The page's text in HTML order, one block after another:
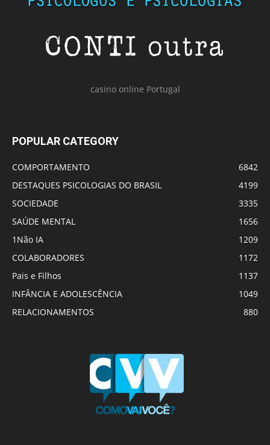
casino online Portugal
POPULAR CATEGORY
COMPORTAMENTO
6842
DESTAQUES PSICOLOGIAS DO BRASIL
4199
SOCIEDADE
3335
SAÚDE MENTAL
1656
1Não IA
1209
COLABORADORES
1172
Pais e Filhos
1137
INFÂNCIA E ADOLESCÊNCIA
1049
RELACIONAMENTOS
880